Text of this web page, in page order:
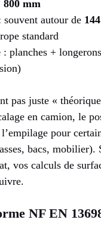
800 mm
souvent autour de
standard
: planches +
pas juste «
en camion, le
pour
bacs, mobilier).
vos calculs de
NF EN